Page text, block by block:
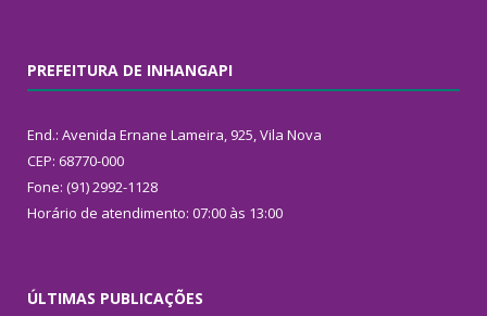
PREFEITURA DE INHANGAPI
End.: Avenida Ernane Lameira, 925, Vila Nova
CEP: 68770-000
Fone: (91) 2992-1128
Horário de atendimento: 07:00 às 13:00
ÚLTIMAS PUBLICAÇÕES